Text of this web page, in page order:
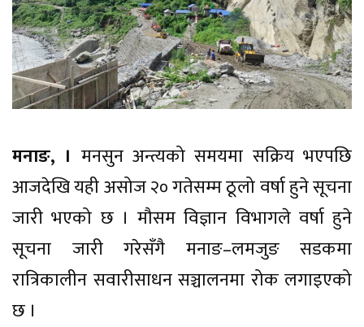
मनाङ, । मनसुन अन्त्यको समयमा सक्रिय भएपछि
आजदेखि यही असोज २० गतेसम्म ठूलो वर्षा हुने सूचना
जारी भएको छ । मौसम विज्ञान विभागले वर्षा हुने
सूचना जारी गरेसँगै मनाङ–लमजुङ सडकमा
रात्रिकालीन सवारीसाधन सञ्चालनमा रोक लगाइएको
छ ।